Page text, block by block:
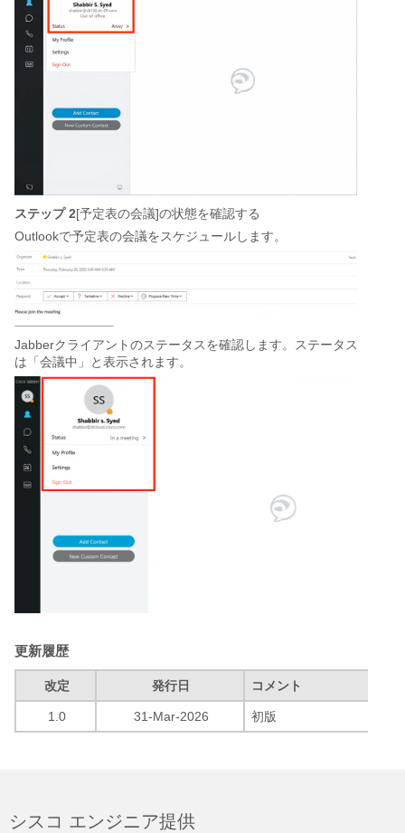
ステップ 2[予定表の会議]の状態を確認する
Outlookで予定表の会議をスケジュールします。
Jabberクライアントのステータスを確認します。ステータス
は「会議中」と表示されます。
更新履歴
改定 発行日 コメント
1.0 31-Mar-2026 初版
シスコ エンジニア提供